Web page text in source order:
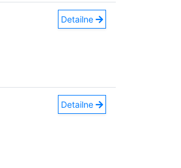
Detailne
Detailne